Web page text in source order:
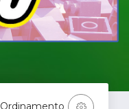
Ordinamento